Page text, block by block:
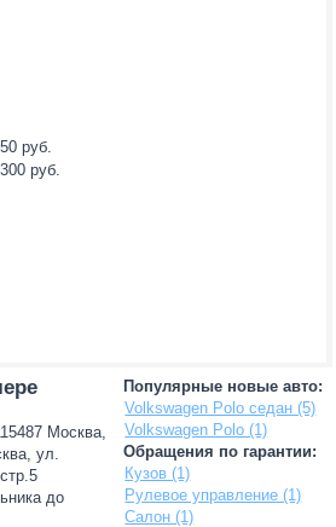
руб.
руб.
Популярные новые авто:
Volkswagen Polo седан (5)
Volkswagen Polo (1)
Обращения по гарантии:
Кузов (1)
Рулевое управление (1)
Салон (1)
Москва,
ул.
до